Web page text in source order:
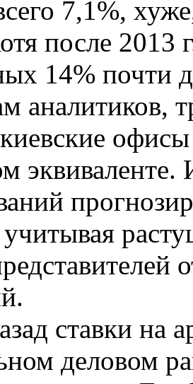
7,1%,
после 2013
14% почти
аналитиков,
ставки на
деловом